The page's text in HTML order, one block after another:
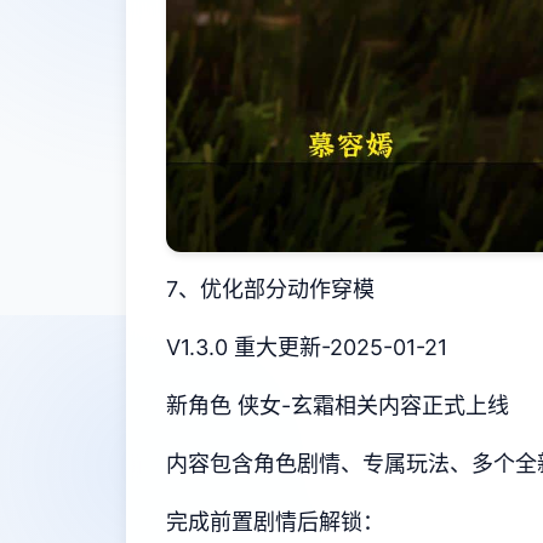
7、优化部分动作穿模
V1.3.0 重大更新-2025-01-21
新角色 侠女-玄霜相关内容正式上线
内容包含角色剧情、专属玩法、多个
完成前置剧情后解锁：